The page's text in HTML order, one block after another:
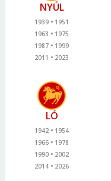
NYÚL
1939
1951
1963
1975
1987
1999
2011
2023
LÓ
1942
1954
1966
1978
1990
2002
2014
2026